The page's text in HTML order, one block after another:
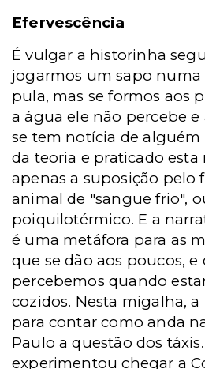
Efervescência
É vulgar a historinha
jogarmos um sapo
pula, mas se formos aos
a água ele não percebe e
se tem notícia de
da teoria e praticado esta
apenas a suposição pelo
animal de "sangue frio",
poiquilotérmico. E a
é uma metáfora para as
que se dão aos poucos, e
percebemos quando
cozidos. Nesta migalha,
para contar como anda
Paulo a questão dos
experimentou chegar a